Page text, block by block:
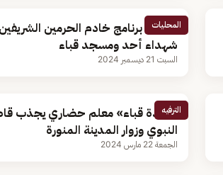
المحليات
ضيوف برنامج خادم الحرمين
شهداء أحد ومسجد قباء
السبت 21 ديسمبر 2024
الترفيه
«جادة قباء» معلم حضاري يجذب
النبوي وزوار المدينة المنورة
الجمعة 22 مارس 2024